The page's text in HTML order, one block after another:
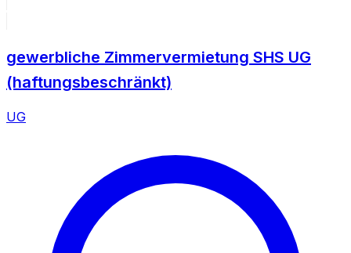
gewerbliche Zimmervermietung SHS UG
(haftungsbeschränkt)
UG